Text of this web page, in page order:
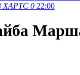
ХАРТС 0 22:00